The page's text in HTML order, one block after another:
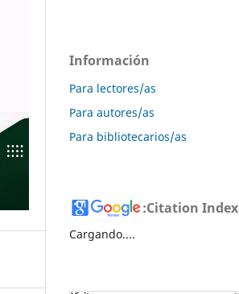
Información
Para lectores/as
Para autores/as
Para bibliotecarios/as
:Citation Index
Cargando....